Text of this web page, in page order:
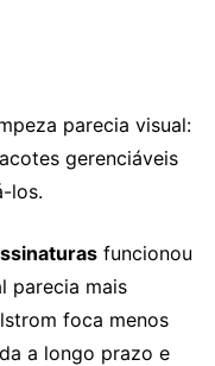
parecia visual:
gerenciáveis
los.
funcionou
parecia mais
foca menos
a longo prazo e